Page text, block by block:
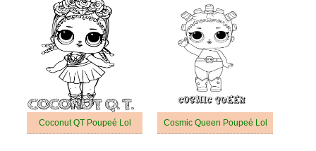
Coconut QT Poupeé Lol Cosmic Queen Poupeé Lol